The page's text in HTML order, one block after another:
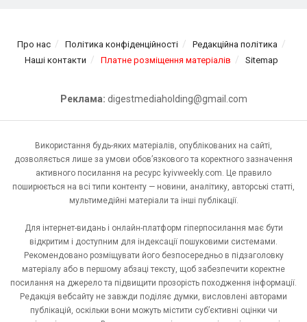
Про нас Політика конфіденційності
Редакційна політика
Наші контакти
Платне розміщення матеріалів Sitemap
Реклама: digestmediaholding@gmail.com
Використання будь-яких матеріалів, опублікованих на сайті,
дозволяється лише за умови обов’язкового та коректного зазначення
активного посилання на ресурс kyivweekly.com. Це правило
поширюється на всі типи контенту — новини, аналітику, авторські статті,
мультимедійні матеріали та інші публікації.
Для інтернет-видань і онлайн-платформ гіперпосилання має бути
відкритим і доступним для індексації пошуковими системами.
Рекомендовано розміщувати його безпосередньо в підзаголовку
матеріалу або в першому абзаці тексту, щоб забезпечити коректне
посилання на джерело та підвищити прозорість походження інформації.
Редакція вебсайту не завжди поділяє думки, висловлені авторами
публікацій, оскільки вони можуть містити суб’єктивні оцінки чи